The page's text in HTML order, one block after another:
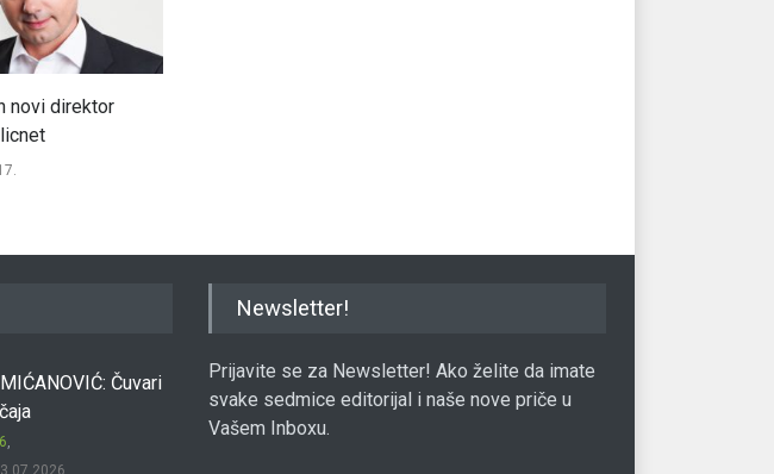
novi direktor
Čuvari
Newsletter!
Prijavite se za Newsletter! Ako želite da imate
svake sedmice editorijal i naše nove priče u
Vašem Inboxu.